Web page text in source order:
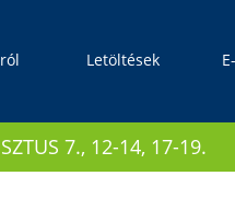
Letöltések
7., 12-14, 17-19.